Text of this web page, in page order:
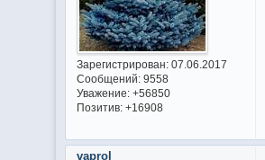
Зарегистрирован: 07.06.2017
Сообщений:9558
Уважение: +56850
Позитив: +16908
vaprol